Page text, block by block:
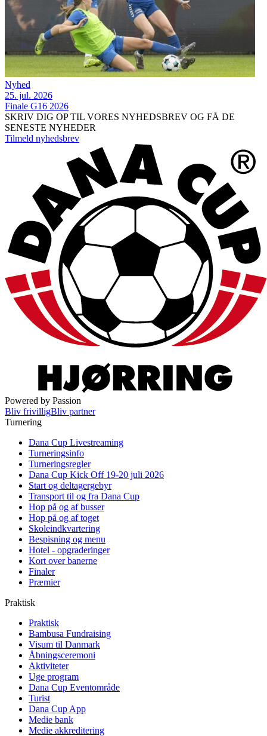
Nyhed
25. jul. 2026
Finale G16 2026
SKRIV DIG OP TIL VORES NYHEDSBREV OG FÅ DE
SENESTE NYHEDER
Tilmeld nyhedsbrev
Powered by Passion
Bliv frivilligBliv partner
Turnering
Dana Cup Livestreaming
Turneringsinfo
Turneringsregler
Dana Cup Kick Off 19-20 juli 2026
Start og deltagergebyr
Transport til og fra Dana Cup
Hop på og af busser
Hop på og af toget
Skoleindkvartering
Bespisning og menu
Hotel - opgraderinger
Kort over banerne
Finaler
Præmier
Praktisk
Praktisk
Bambusa Fundraising
Visum til Danmark
Åbningsceremoni
Aktiviteter
Uge program
Dana Cup Eventområde
Turist
Dana Cup App
Medie bank
Medie akkreditering